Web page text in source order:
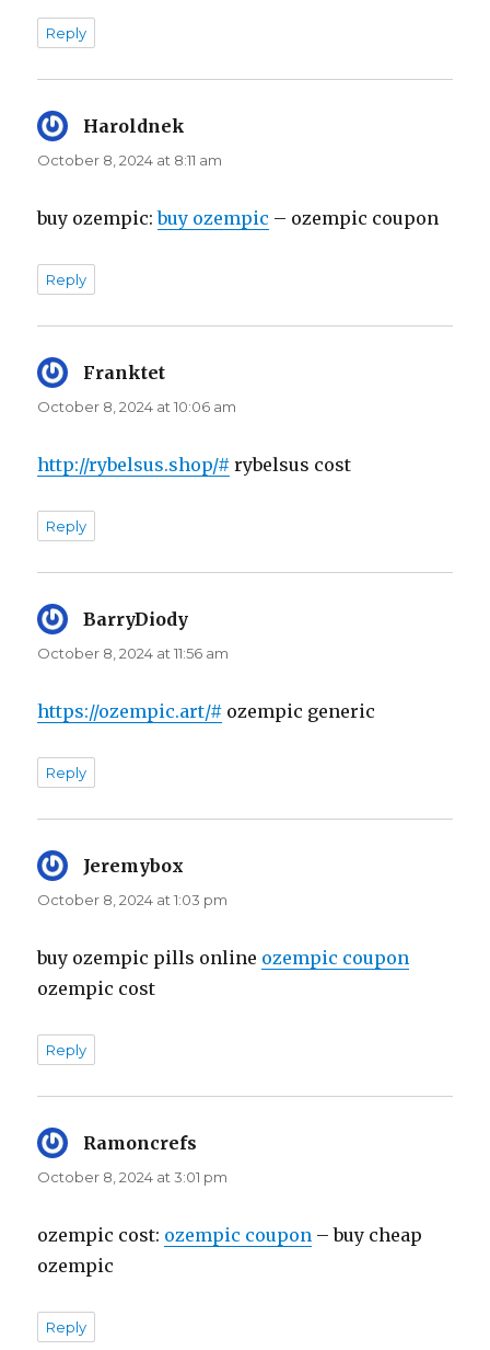
Reply
Haroldnek
October 8, 2024 at 8:11 am
buy ozempic:buy ozempic – ozempic coupon
Reply
Franktet
October 8, 2024 at 10:06 am
http://rybelsus.shop/# rybelsus cost
Reply
BarryDiody
October 8, 2024 at 11:56 am
https://ozempic.art/# ozempic generic
Reply
Jeremybox
October 8, 2024 at 1:03 pm
buy ozempic pills online ozempic coupon
ozempic cost
Reply
Ramoncrefs
October 8, 2024 at 3:01 pm
ozempic cost: ozempic coupon – buy cheap
ozempic
Reply